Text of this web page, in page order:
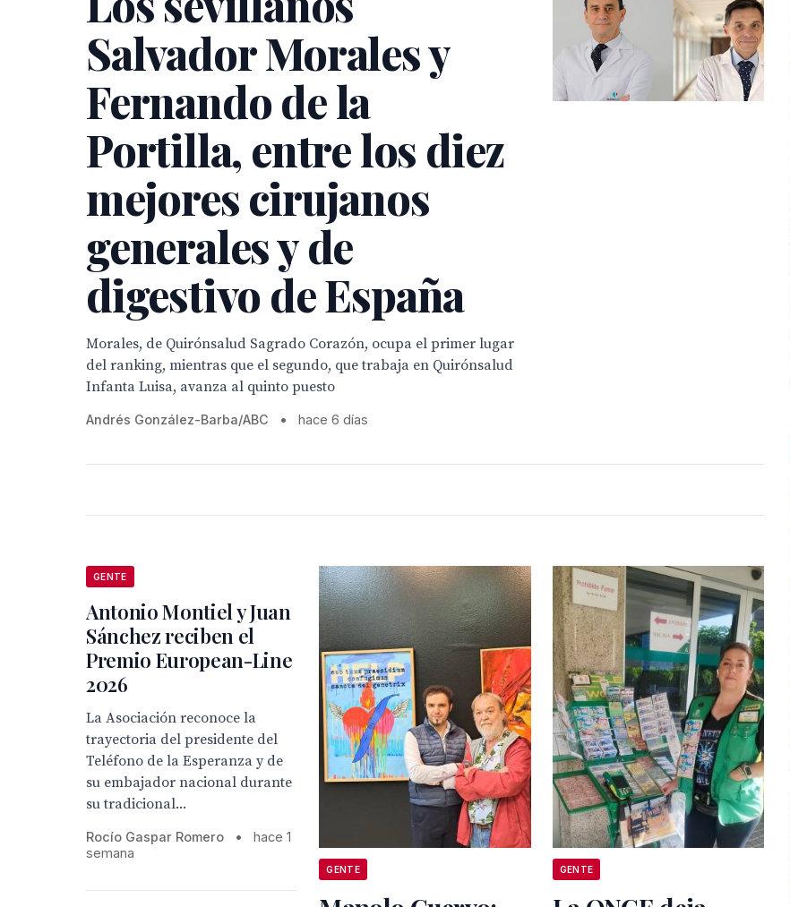
Salvador Morales y
Fernando de la
Portilla, entre los diez
mejores cirujanos
generales y de
digestivo de España
Morales, de Quirónsalud Sagrado Corazón, ocupa el primer lugar
del ranking, mientras que el segundo, que trabaja en Quirónsalud
Infanta Luisa, avanza al quinto puesto
Andrés González-Barba/ABC • hace 6 días
GENTE
Antonio Montiel y Juan
Sánchez reciben el
Premio European-Line
2026
La Asociación reconoce la
trayectoria del presidente del
Teléfono de la Esperanza y de
su embajador nacional durante
su tradicional...
Rocío Gaspar Romero •
hace 1
semana
GENTE GENTE